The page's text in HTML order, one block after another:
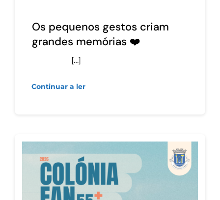
Os pequenos gestos criam
grandes memórias ❤️
[…]
Continuar a ler